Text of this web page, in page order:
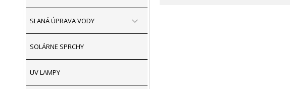
SLANÁ ÚPRAVA VODY
SOLÁRNE SPRCHY
UV LAMPY